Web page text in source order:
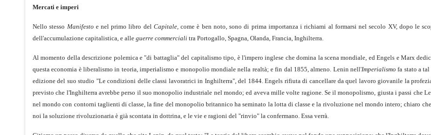
Mercati e imperi
Nello stesso Manifesto e nel primo libro del Capitale, come è ben noto, sono di prima importanza i richiami al formarsi nel secolo XV, dopo le
dell'accumulazione capitalistica, e alle guerre commerciali tra Portogallo, Spagna, Olanda, Francia, Inghilterra.
Al momento della descrizione polemica e "di battaglia" del capitalismo tipo, è l'impero inglese che domina la scena mondiale, ed Engels e Marx
questa economia è liberalismo in teoria, imperialismo e monopolio mondiale nella realtà; e fin dal 1855, almeno. Lenin nell'Imperialismo fa stato a
edizione del suo studio "Le condizioni delle classi lavoratrici in Inghilterra", del 1844. Engels rifiuta di cancellare da quel lavoro giovanile la
previsto che l'Inghilterra avrebbe perso il suo monopolio industriale nel mondo; ed aveva mille volte ragione. Se il monopolismo, giusta i passi che
nel mondo con contorni taglienti di classe, la fine del monopolio britannico ha seminato la lotta di classe e la rivoluzione nel mondo intero; chiaro
noi la soluzione rivoluzionaria è già scontata in dottrina, e le vie e ragioni del "rinvio" la confermano. Essa verrà.